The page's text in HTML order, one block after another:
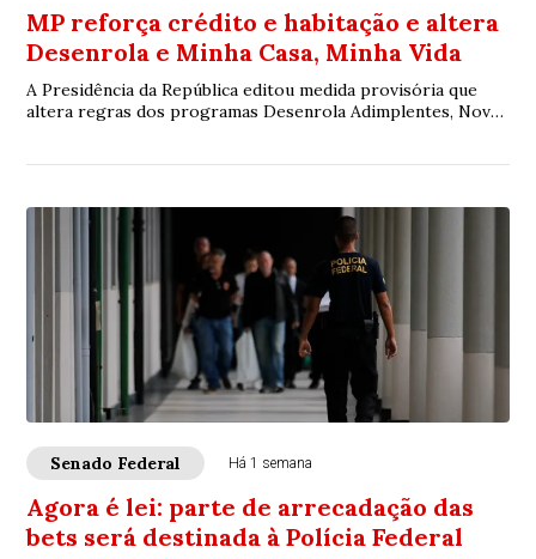
MP reforça crédito e habitação e altera
Desenrola e Minha Casa, Minha Vida
A Presidência da República editou medida provisória que
altera regras dos programas Desenrola Adimplentes, Novo
Senado Federal Há 1 semana
Agora é lei: parte de arrecadação das
bets será destinada à Polícia Federal